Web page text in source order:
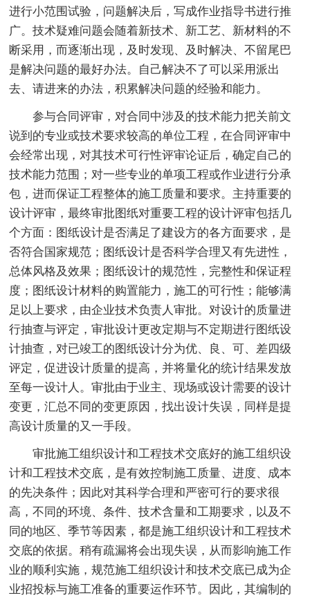
进行小范围试验，问题解决后，写成作业指导书进行推
广。技术疑难问题会随着新技术、新工艺、新材料的不
断采用，而逐渐出现，及时发现、及时解决、不留尾巴
是解决问题的最好办法。自己解决不了可以采用派出
去、请进来的办法，积累解决问题的经验和能力。
参与合同评审，对合同中涉及的技术能力把关前文
说到的专业或技术要求较高的单位工程，在合同评审中
会经常出现，对其技术可行性评审论证后，确定自己的
技术能力范围；对一些专业的单项工程或作业进行分承
包，进而保证工程整体的施工质量和要求。主持重要的
设计评审，最终审批图纸对重要工程的设计评审包括几
个方面：图纸设计是否满足了建设方的各方面要求，是
否符合国家规范；图纸设计是否科学合理又有先进性，
总体风格及效果；图纸设计的规范性，完整性和保证程
度；图纸设计材料的购置能力，施工的可行性；能够满
足以上要求，由企业技术负责人审批。对设计的质量进
行抽查与评定，审批设计更改定期与不定期进行图纸设
计抽查，对已竣工的图纸设计分为优、良、可、差四级
评定，促进设计质量的提高，并将量化的统计结果发放
至每一设计人。审批由于业主、现场或设计需要的设计
变更，汇总不同的变更原因，找出设计失误，同样是提
高设计质量的又一手段。
审批施工组织设计和工程技术交底好的施工组织设
计和工程技术交底，是有效控制施工质量、进度、成本
的先决条件；因此对其科学合理和严密可行的要求很
高，不同的环境、条件、技术含量和工期要求，以及不
同的地区、季节等因素，都是施工组织设计和工程技术
交底的依据。稍有疏漏将会出现失误，从而影响施工作
业的顺利实施，规范施工组织设计和技术交底已成为企
业招投标与施工准备的重要运作环节。因此，其编制的